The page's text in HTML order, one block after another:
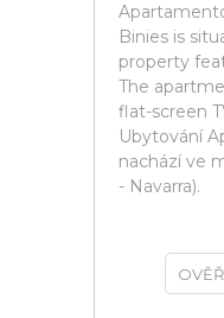
Binies is
property
The
flat-screen
Ubytování
nachází ve
- Navarra).